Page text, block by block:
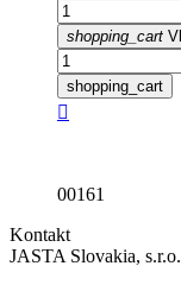
shopping_cart
shopping_cart

00161
Kontakt
JASTA Slovakia, s.r.o.